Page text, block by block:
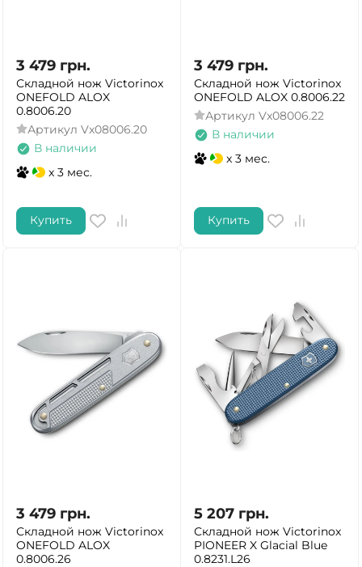
3 479 грн.
Складной нож Victorinox
ONEFOLD ALOX
0.8006.20
Артикул Vx08006.20
В наличии
x 3 мес.
Купить
3 479 грн.
Складной нож Victorinox
ONEFOLD ALOX 0.8006.22
Артикул Vx08006.22
В наличии
x 3 мес.
Купить
3 479 грн.
Складной нож Victorinox
ONEFOLD ALOX
0.8006.26
5 207 грн.
Складной нож Victorinox
PIONEER X Glacial Blue
0.8231.L26